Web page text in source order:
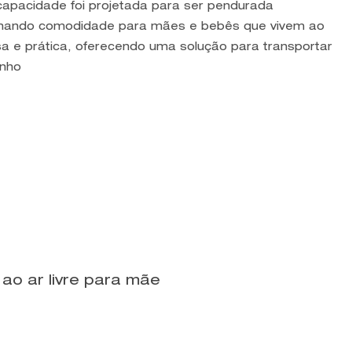
foi projetada para ser pendurada
comodidade para mães e bebês que vivem ao
e prática, oferecendo uma solução para transportar
ar livre para mãe